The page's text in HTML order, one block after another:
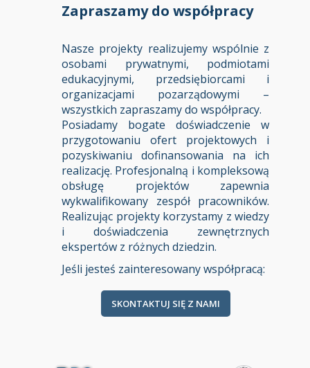
Zapraszamy do współpracy
Nasze projekty realizujemy wspólnie z
osobami prywatnymi, podmiotami
edukacyjnymi, przedsiębiorcami i
organizacjami pozarządowymi –
wszystkich zapraszamy do współpracy.
Posiadamy bogate doświadczenie w
przygotowaniu ofert projektowych i
pozyskiwaniu dofinansowania na ich
realizację. Profesjonalną i kompleksową
obsługę projektów zapewnia
wykwalifikowany zespół pracowników.
Realizując projekty korzystamy z wiedzy
i doświadczenia zewnętrznych
ekspertów z różnych dziedzin.
Jeśli jesteś zainteresowany współpracą:
SKONTAKTUJ SIĘ Z NAMI